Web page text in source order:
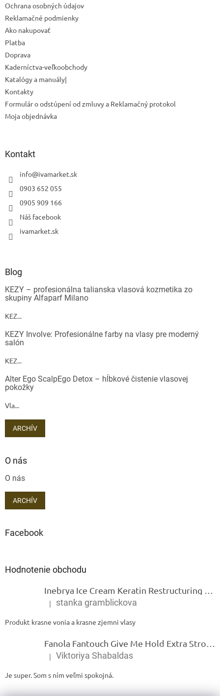
Ochrana osobných údajov
Reklamačné podmienky
Ako nakupovať
Platba
Doprava
Kaderníctva-veľkoobchody
Katalógy a manuály|
Kontakty
Formulár o odstúpení od zmluvy a Reklamačný protokol
Moja objednávka
Kontakt
info@ivamarket.sk
0903 652 055
0905 909 166
Náš facebook
ivamarket.sk
Blog
KEZY – profesionálna talianska vlasová kozmetika zo
skupiny Alfaparf Milano
KEZ...
KEZY Involve: Profesionálne farby na vlasy pre moderný
salón
KEZ...
Alter Ego ScalpEgo Detox – hĺbkové čistenie vlasovej
pokožky
Vla...
ARCHÍV
O nás
O nás
ARCHÍV
Facebook
Hodnotenie obchodu
Hodnotenie produktu je 5 z 5 hviezdičiek.
| stanka gramblickova
Produkt krasne vonia a krasne zjemni vlasy
Hodnotenie produktu je 5 z 5 hviezdičiek.
| Viktoriya Shabaldas
Je super. Som s ním veľmi spokojná.